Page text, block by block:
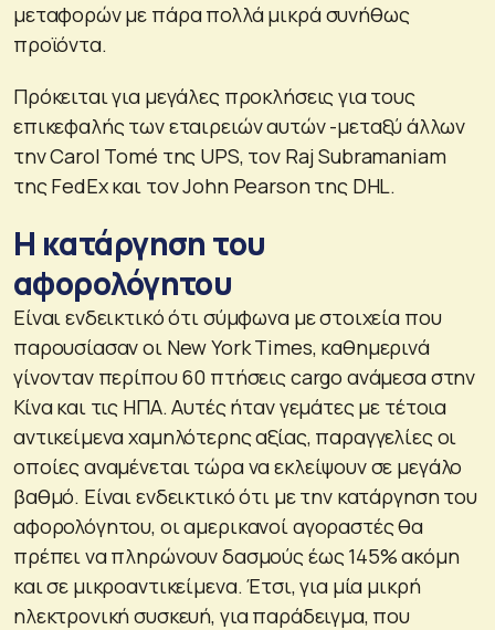
μεταφορών με πάρα πολλά μικρά συνήθως
προϊόντα.
Πρόκειται για μεγάλες προκλήσεις για τους
επικεφαλής των εταιρειών αυτών -μεταξύ άλλων
την Carol Tomé της UPS, τον Raj Subramaniam
της FedEx και τον John Pearson της DHL.
Η κατάργηση του
αφορολόγητου
Είναι ενδεικτικό ότι σύμφωνα με στοιχεία που
παρουσίασαν οι New York Times, καθημερινά
γίνονταν περίπου 60 πτήσεις cargo ανάμεσα στην
Κίνα και τις ΗΠΑ. Αυτές ήταν γεμάτες με τέτοια
αντικείμενα χαμηλότερης αξίας, παραγγελίες οι
οποίες αναμένεται τώρα να εκλείψουν σε μεγάλο
βαθμό. Είναι ενδεικτικό ότι με την κατάργηση του
αφορολόγητου, οι αμερικανοί αγοραστές θα
πρέπει να πληρώνουν δασμούς έως 145% ακόμη
και σε μικροαντικείμενα. Έτσι, για μία μικρή
ηλεκτρονική συσκευή, για παράδειγμα, που